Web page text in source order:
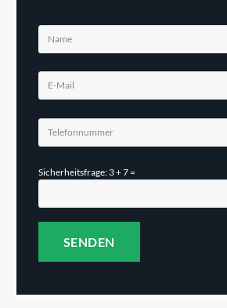
Sicherheitsfrage: 3 + 7 =